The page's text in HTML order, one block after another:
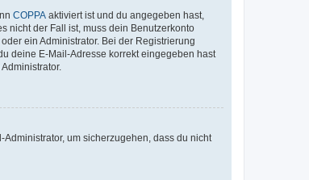
COPPA aktiviert ist und du angegeben hast,
nicht der Fall ist, muss dein Benutzerkonto
ein Administrator. Bei der Registrierung
deine E-Mail-Adresse korrekt eingegeben hast
um sicherzugehen, dass du nicht